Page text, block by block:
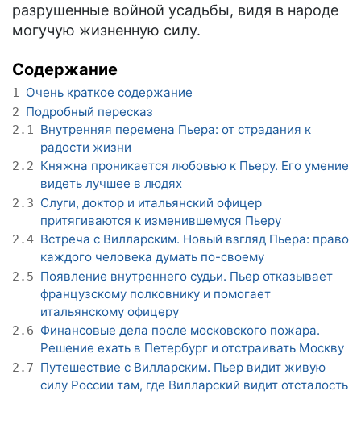
разрушенные войной усадьбы, видя в народе
могучую жизненную силу.
Содержание
1 Очень краткое содержание
2 Подробный пересказ
2.1 Внутренняя перемена Пьера: от страдания к
радости жизни
2.2 Княжна проникается любовью к Пьеру. Его умение
видеть лучшее в людях
2.3 Слуги, доктор и итальянский офицер
притягиваются к изменившемуся Пьеру
2.4 Встреча с Вилларским. Новый взгляд Пьера: право
каждого человека думать по-своему
2.5 Появление внутреннего судьи. Пьер отказывает
французскому полковнику и помогает
итальянскому офицеру
2.6 Финансовые дела после московского пожара.
Решение ехать в Петербург и отстраивать Москву
2.7 Путешествие с Вилларским. Пьер видит живую
силу России там, где Вилларский видит отсталость